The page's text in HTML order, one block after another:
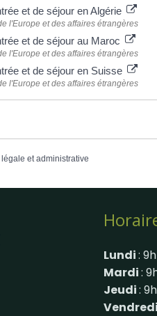
et de séjour en Algérie
l'Europe et des affaires étrangères
et de séjour au Maroc
l'Europe et des affaires étrangères
et de séjour en Suisse
l'Europe et des affaires étrangères
et administrative
Lundi:
Mardi:
Jeudi:
Vendredi